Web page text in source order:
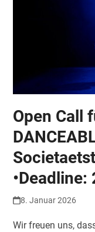
Open Call
8. Januar 2026
Wir freuen uns,